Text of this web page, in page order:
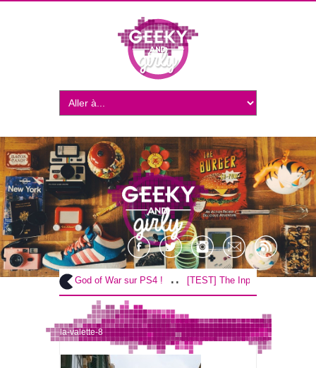
.. [TEST] God of War sur PS4 ! .. [TEST] The Inpatient sur PS4 /
la-valette-8